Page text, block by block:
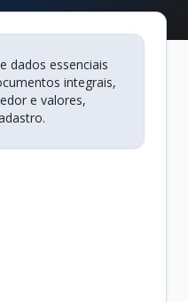
dados essenciais
integrais,
e valores,